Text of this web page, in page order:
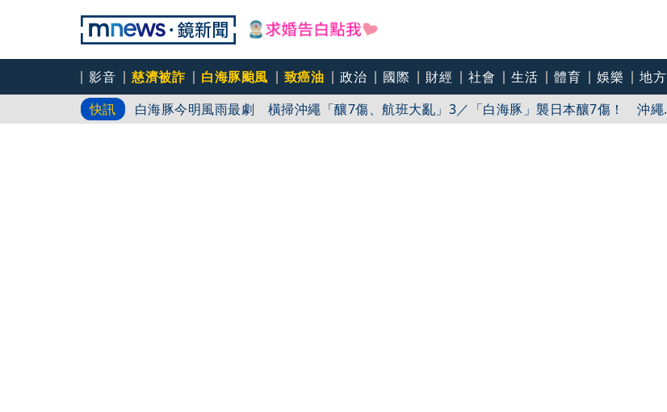
影音 慈濟被詐 白海豚颱風 致癌油 政治 國際 財經 社會 生活 體育 娛樂 地方
快訊
改姓斷開阿湯哥！20歲舒莉首登台「1人分飾4角」 觀眾驚艷：錯怪星二代了
白海豚今明風雨最劇 橫掃沖繩「釀7傷、航班大亂」3／「白海豚」襲日本釀7傷！ 沖繩